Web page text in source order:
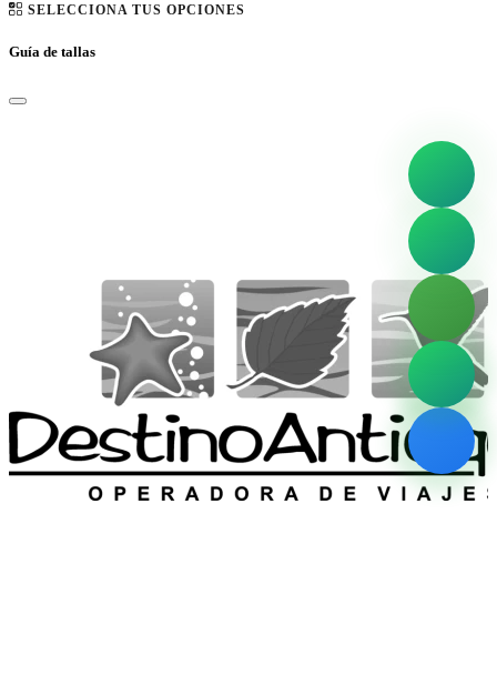
SELECCIONA TUS OPCIONES
Guía de tallas